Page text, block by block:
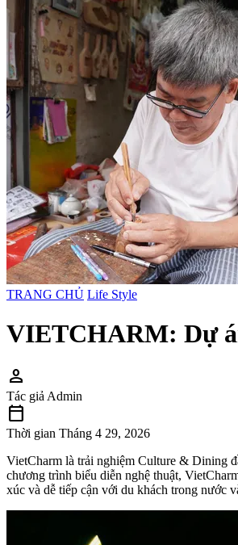
TRANG CHỦ Life Style
VIETCHARM: Dự
person
Tác giả Admin
calendar_today
Thời gian Tháng 4 29, 2026
VietCharm là trải nghiệm Culture & Dining
chương trình biểu diễn nghệ thuật,
xúc và dễ tiếp cận với du khách trong nước